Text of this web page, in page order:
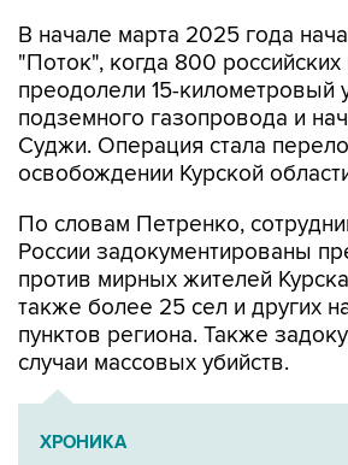
В начале марта 2025 года
"Поток", когда 800
преодолели 15-километровый
подземного газопровода и
Суджи. Операция стала
освобождении Курской
По словам Петренко,
России задокументированы
против мирных жителей
также более 25 сел и других
пунктов региона. Также
случаи массовых убийств.
ХРОНИКА